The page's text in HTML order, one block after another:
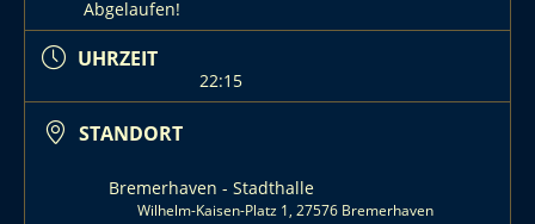
Abgelaufen!
UHRZEIT
22:15
STANDORT
Bremerhaven - Stadthalle
Wilhelm-Kaisen-Platz 1, 27576 Bremerhaven